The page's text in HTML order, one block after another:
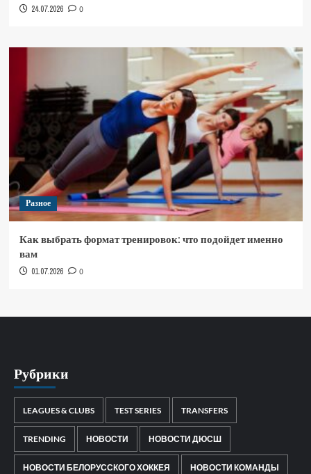
24.07.2026 0
Разное
Как выбрать формат тренировок: что подойдет именно
вам
01.07.2026 0
Рубрики
LEAGUES & CLUBS TEST SERIES TRANSFERS
TRENDING НОВОСТИ НОВОСТИ ДЮСШ
НОВОСТИ БЕЛОРУССКОГО ХОККЕЯ НОВОСТИ КОМАНДЫ